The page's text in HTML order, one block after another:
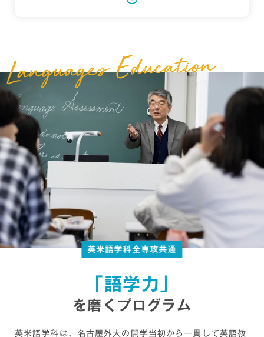
英米語学科全専攻共通
「語学力」
を磨くプログラム
英米語学科は、名古屋外大の開学当初から一貫して英語教